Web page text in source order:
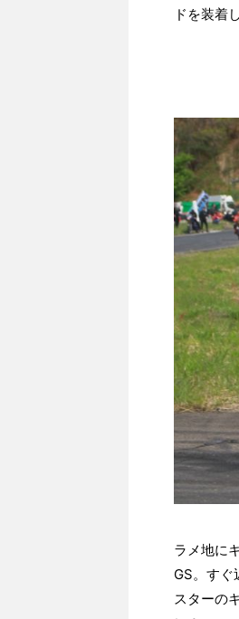
ドを装着
ラメ地に
GS。すぐ
スターの